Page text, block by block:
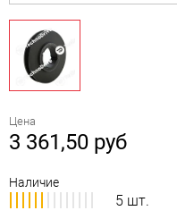
Цена
3 361,50 руб
Наличие
5 шт.